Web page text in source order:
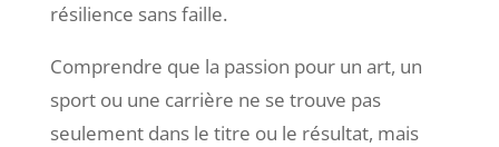
résilience sans faille.
Comprendre que la passion pour un art, un
sport ou une carrière ne se trouve pas
seulement dans le titre ou le résultat, mais